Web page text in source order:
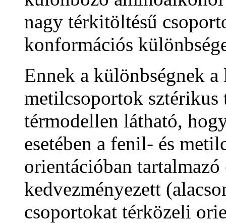
nagy térkitöltésű
konformációs
Ennek a különbségnek
metilcsoportok sztérikus
térmodellen látható,
esetében a fenil- és
orientációban
kedvezményezett
csoportokat térközeli